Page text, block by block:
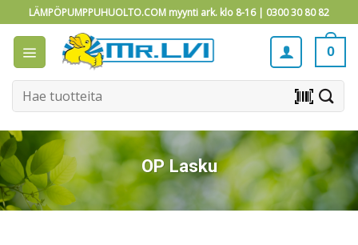
to
content
LÄMPÖPUMPPUHUOLTO.COM myynti ark. klo 8-16 | 0300 30 80 82
0
Etsi: barcode_scanner
OP Lasku